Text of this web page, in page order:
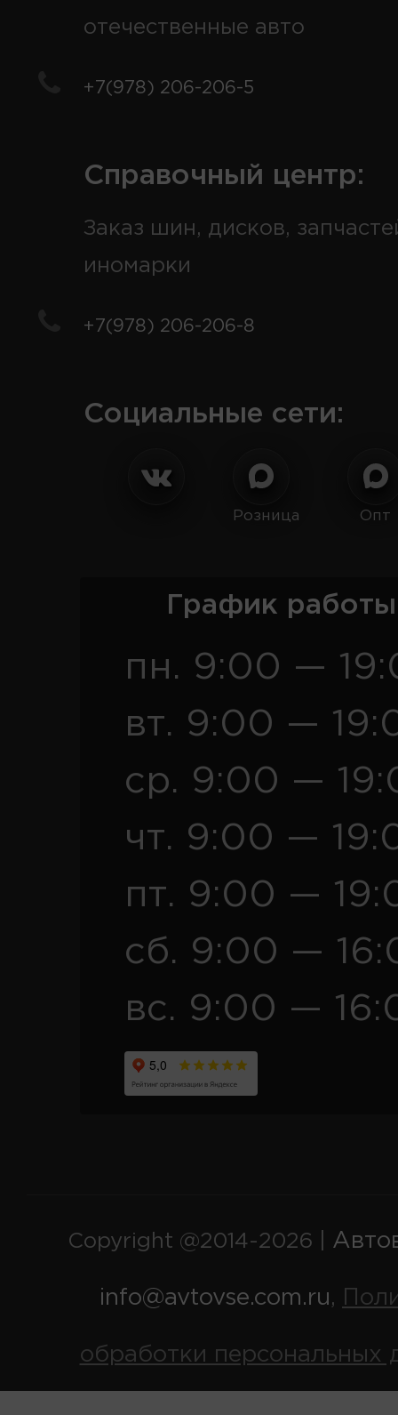
отечественные авто
+7(978) 206-206-5
Справочный центр:
Заказ шин, дисков,
иномарки
+7(978) 206-206-8
Социальные сети:
Розница Опт
График
пн. 9:00 —
вт. 9:00 —
ср. 9:00 —
чт. 9:00 —
пт. 9:00 —
сб. 9:00 —
вс. 9:00 —
Copyright @2014-2026 |
info@avtovse.com.ru,
обработки персональных